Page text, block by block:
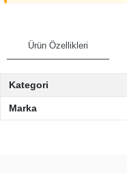
Ürün Özellikleri
Kategori
Marka